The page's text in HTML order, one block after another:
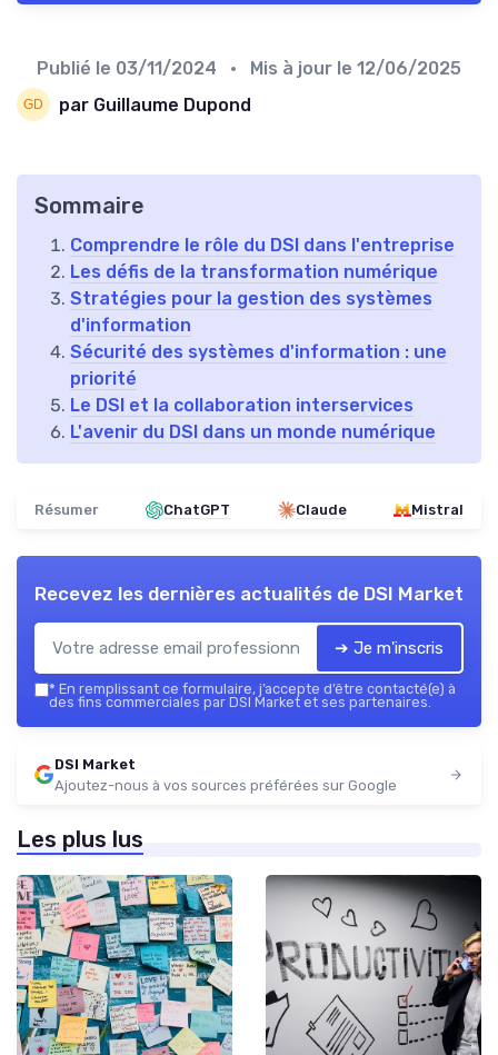
Publié le 03/11/2024 • Mis à jour le 12/06/2025
par Guillaume Dupond
Sommaire
Comprendre le rôle du DSI dans l'entreprise
Les défis de la transformation numérique
Stratégies pour la gestion des systèmes
d'information
Sécurité des systèmes d'information : une
priorité
Le DSI et la collaboration interservices
L'avenir du DSI dans un monde numérique
Résumer ChatGPT Claude Mistral
Recevez les dernières actualités de DSI Market
➔ Je m'inscris
* En remplissant ce formulaire, j’accepte d’être contacté(e) à
des fins commerciales par DSI Market et ses partenaires.
DSI Market
Ajoutez-nous à vos sources préférées sur Google
Les plus lus